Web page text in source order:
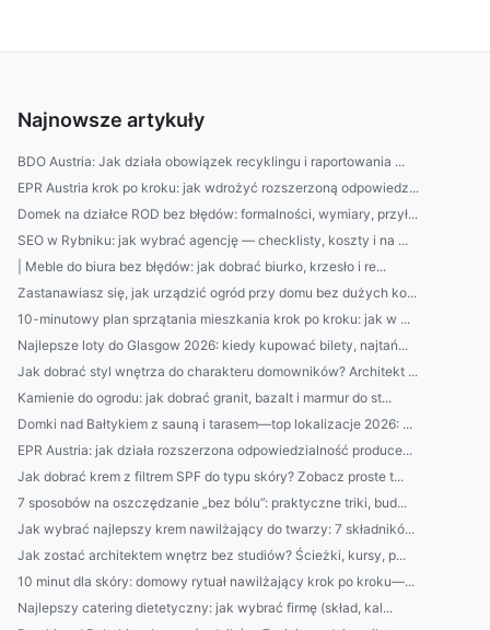
Najnowsze artykuły
BDO Austria: Jak działa obowiązek recyklingu i raportowania ...
EPR Austria krok po kroku: jak wdrożyć rozszerzoną odpowiedz...
Domek na działce ROD bez błędów: formalności, wymiary, przył...
SEO w Rybniku: jak wybrać agencję — checklisty, koszty i na ...
| Meble do biura bez błędów: jak dobrać biurko, krzesło i re...
Zastanawiasz się, jak urządzić ogród przy domu bez dużych ko...
10-minutowy plan sprzątania mieszkania krok po kroku: jak w ...
Najlepsze loty do Glasgow 2026: kiedy kupować bilety, najtań...
Jak dobrać styl wnętrza do charakteru domowników? Architekt ...
Kamienie do ogrodu: jak dobrać granit, bazalt i marmur do st...
Domki nad Bałtykiem z sauną i tarasem—top lokalizacje 2026: ...
EPR Austria: jak działa rozszerzona odpowiedzialność produce...
Jak dobrać krem z filtrem SPF do typu skóry? Zobacz proste t...
7 sposobów na oszczędzanie „bez bólu”: praktyczne triki, bud...
Jak wybrać najlepszy krem nawilżający do twarzy: 7 składnikó...
Jak zostać architektem wnętrz bez studiów? Ścieżki, kursy, p...
10 minut dla skóry: domowy rytuał nawilżający krok po kroku—...
Najlepszy catering dietetyczny: jak wybrać firmę (skład, kal...